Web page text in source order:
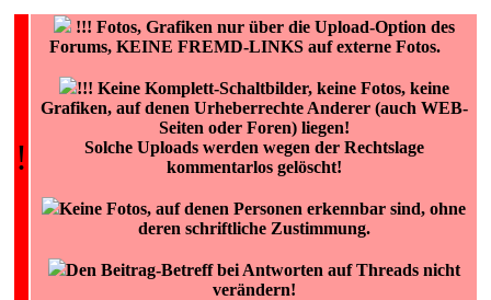
!
!!! Fotos, Grafiken nur über die Upload-Option des
Forums, KEINE FREMD-LINKS auf externe Fotos.
!!! Keine Komplett-Schaltbilder, keine Fotos, keine
Grafiken, auf denen Urheberrechte Anderer (auch WEB-
Seiten oder Foren) liegen!
Solche Uploads werden wegen der Rechtslage
kommentarlos gelöscht!
Keine Fotos, auf denen Personen erkennbar sind, ohne
deren schriftliche Zustimmung.
Den Beitrag-Betreff bei Antworten auf Threads nicht
verändern!